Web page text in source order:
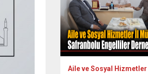
Kültürel Miras Koruma
tarafından organize
tarihsel üretim kültürünün
alan Eski Tabakhane
Aile ve Sosyal